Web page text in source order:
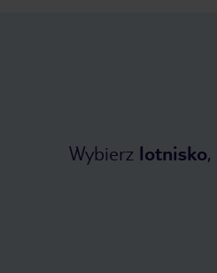
Wybierz lotnisko,